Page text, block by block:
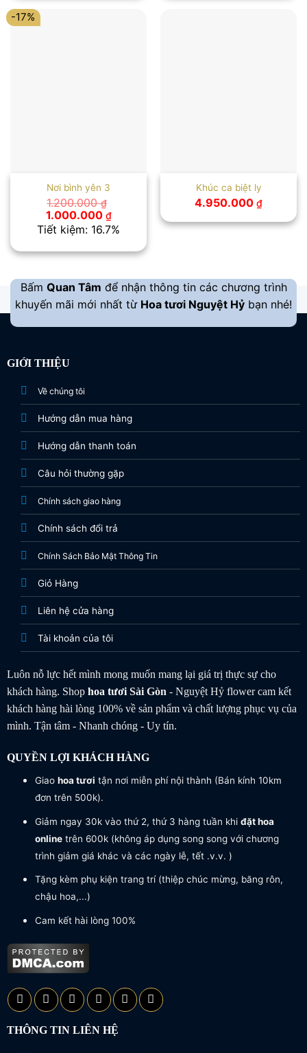
-17%
Nơi bình yên 3
1.200.000₫
Giá
gốc
là:
1.000.000 ₫Giá
hiện
tại
1.000.000 ₫.
Tiết kiệm: 16.7%
Khúc ca biệt ly
4.950.000 ₫
Bấm Quan Tâm để nhận thông tin các chương trình
khuyến mãi mới nhất từ Hoa tươi Nguyệt Hỷ bạn nhé!
GIỚI THIỆU
Về chúng tôi
Hướng dẫn mua hàng
Hướng dẫn thanh toán
Câu hỏi thường gặp
Chính sách giao hàng
Chính sách đổi trả
Chính Sách Bảo Mật Thông Tin
Giỏ Hàng
Liên hệ cửa hàng
Tài khoản của tôi
Luôn nỗ lực hết mình mong muốn mang lại giá trị thực sự cho
khách hàng. Shop hoa tươiSài Gòn- Nguyệt Hỷ flower cam kết
khách hàng hài lòng 100% về sản phẩm và chất lượng phục vụ của
mình. Tận tâm - Nhanh chóng - Uy tín.
QUYỀN LỢI KHÁCH HÀNG
Giao hoa tươi tận nơi miễn phí nội thành (Bán kính 10km
đơn trên 500k).
Giảm ngay 30k vào thứ 2, thứ 3 hàng tuần khi đặt hoa
onlinetrên 600k (không áp dụng song song với chương
trình giảm giá khác và các ngày lễ, tết .v.v. )
Tặng kèm phụ kiện trang trí (thiệp chúc mừng, băng rôn,
chậu hoa,...)
Cam kết hài lòng 100%
THÔNG TIN LIÊN HỆ